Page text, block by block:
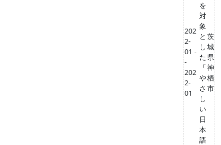
202
2-
01 -
-
202
2-
01
を
対
象
と
し
た
「
や
さ
し
い
日
本
語
茨
城
県
神
栖
市